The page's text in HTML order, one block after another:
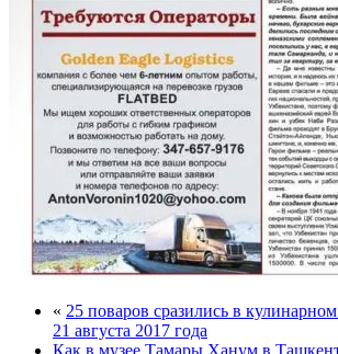
« 25 поваров сразились в
21 августа 2017 года
Как в музее Тамары Ханум в